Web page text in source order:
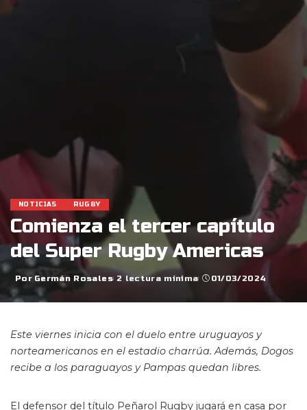
NOTICIAS RUGBY
Comienza el tercer capítulo
del Super Rugby Americas
Posted
by
Por Germán Rosales 2 lectura mínima 01/03/2024
Este viernes inicia con el duelo entre uruguayos y
norteamericanos en el estadio charrúa. Además, Dogos
recibe a los paraguayos y Pampas quedan libres.
El defensor del título Peñarol Rugby jugará en casa por